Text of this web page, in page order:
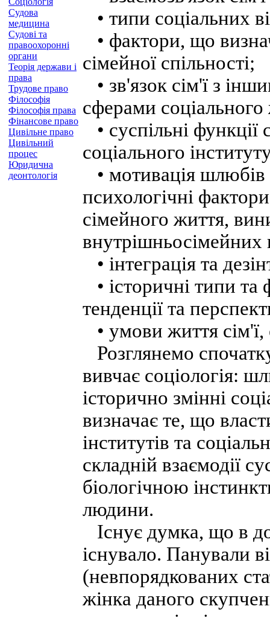
Судова
медицина
Судові та
правоохоронні
органи
Теорія держави і
права
Трудове право
Філософія
Філософія права
Фінансове право
Цивільне право
Цивільний
процес
Юридична
деонтологія
• типи соціальних
• фактори, що
сімейної спільності;
• зв'язок сім'ї з
сферами
• суспільні функції
соціального
• мотивація шлюбів
психологічні
сімейного життя,
внутрішньосімейних
• інтеграція та
• історичні типи
тенденції та
• умови життя сім'ї,
Розглянемо
вивчає соціологія:
історично змінні
визначає те, що
інститутів та
складній взаємодії
біологічною
людини.
Існує думка, що в
існувало. Панували
(невпорядкованих
жінка даного